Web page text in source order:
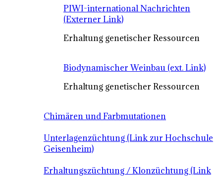
PIWI-international Nachrichten
(Externer Link)
Erhaltung genetischer Ressourcen
Biodynamischer Weinbau (ext. Link)
Erhaltung genetischer Ressourcen
Chimären und Farbmutationen
Unterlagenzüchtung (Link zur Hochschule
Geisenheim)
Erhaltungszüchtung / Klonzüchtung (Link